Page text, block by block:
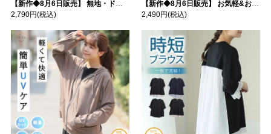
【新作◆8月6日販売】 無地・ドット柄から選べる 忍ばせ 活躍 シアー カーデ | 大きいサイズの通販ならハッピーマリリン
2,790円(税込)
【新作◆8月6日販売】 お気軽&お手軽 選べるデザイン 接触冷感 レイヤード風 コットン トップス | 大きいサイズの通販ならハッピーマリリン
2,490円(税込)